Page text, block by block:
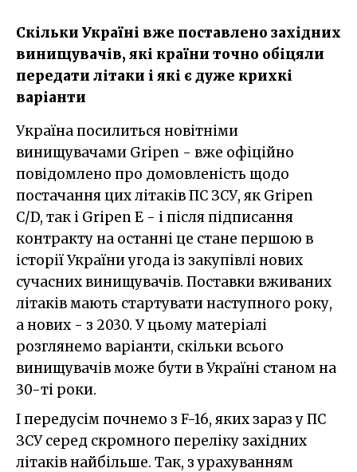
Скільки Україні вже поставлено західних
винищувачів, які країни точно обіцяли
передати літаки і які є дуже крихкі
варіанти
Україна посилиться новітніми
винищувачами Gripen - вже офіційно
повідомлено про домовленість щодо
постачання цих літаків ПС ЗСУ, як Gripen
С/D, так і Gripen E - і після підписання
контракту на останні це стане першою в
історії України угода із закупівлі нових
сучасних винищувачів. Поставки вживаних
літаків мають стартувати наступного року,
а нових - з 2030. У цьому матеріалі
розглянемо варіанти, скільки всього
винищувачів може бути в Україні станом на
30-ті роки.
І передусім почнемо з F-16, яких зараз у ПС
ЗСУ серед скромного переліку західних
літаків найбільше. Так, з урахуванням